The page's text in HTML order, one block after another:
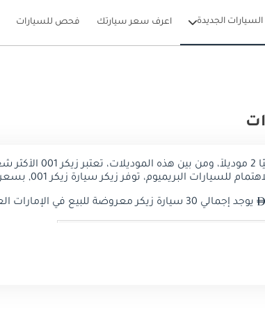
السيارات الجديدة اعرف سعر سيارتك فحص للسيارات
للسيارات البريميوم، توفر زيكر سيارة زيكر 001, بسعر 240,500
يوجد إجمالي 30 سيارة زيكر معروضة للبيع في الإمارات العربية المتحدة على دوبي كارز